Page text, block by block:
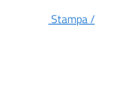
Stampa /